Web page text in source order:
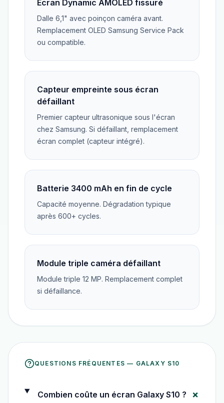
Écran Dynamic AMOLED fissuré
Dalle 6,1" avec poinçon caméra avant.
Remplacement OLED Samsung Service Pack
ou compatible.
Capteur empreinte sous écran
défaillant
Premier capteur ultrasonique sous l'écran
chez Samsung. Si défaillant, remplacement
écran complet (capteur intégré).
Batterie 3400 mAh en fin de cycle
Capacité moyenne. Dégradation typique
après 600+ cycles.
Module triple caméra défaillant
Module triple 12 MP. Remplacement complet
si défaillance.
QUESTIONS FRÉQUENTES — GALAXY S10
Combien coûte un écran Galaxy S10 ? +